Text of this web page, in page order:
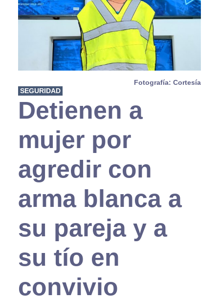
Fotografía: Cortesía
SEGURIDAD
Detienen a
mujer por
agredir con
arma blanca a
su pareja y a
su tío en
convivio